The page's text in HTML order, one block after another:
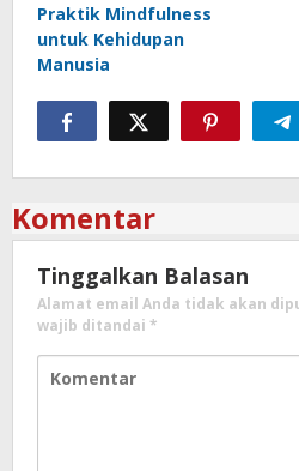
pos
Praktik Mindfulness
untuk Kehidupan
Manusia
Komentar
Tinggalkan Balasan
Alamat email Anda tidak akan
wajib ditandai *